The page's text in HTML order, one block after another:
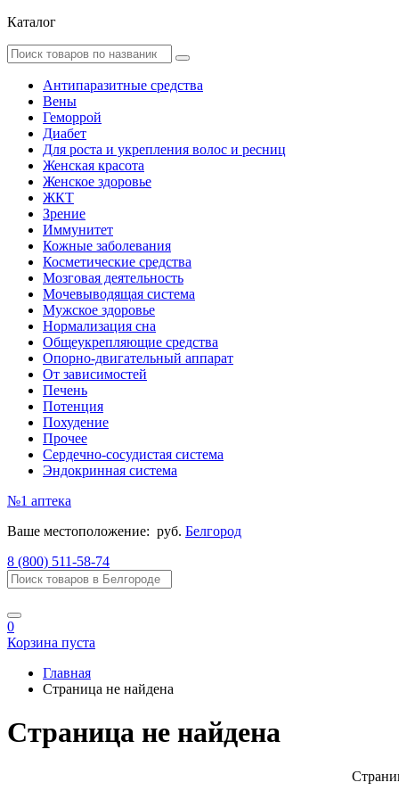
Каталог
Антипаразитные средства
Вены
Геморрой
Диабет
Для роста и укрепления волос и ресниц
Женская красота
Женское здоровье
ЖКТ
Зрение
Иммунитет
Кожные заболевания
Косметические средства
Мозговая деятельность
Мочевыводящая система
Мужское здоровье
Нормализация сна
Общеукрепляющие средства
Опорно-двигательный аппарат
От зависимостей
Печень
Потенция
Похудение
Прочее
Сердечно-сосудистая система
Эндокринная система
№1 аптека
Ваше местоположение: руб. Белгород
8 (800) 511-58-74
0
Корзина пуста
Главная
Страница не найдена
Страница не найдена